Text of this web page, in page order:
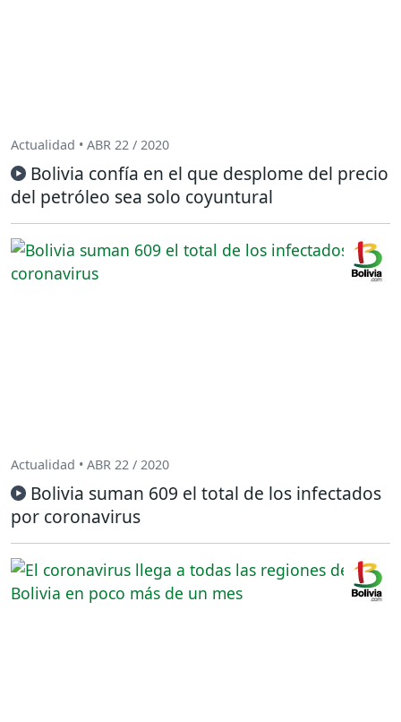
Actualidad • ABR 22 / 2020
Bolivia confía en el que desplome del precio
del petróleo sea solo coyuntural
Actualidad • ABR 22 / 2020
Bolivia suman 609 el total de los infectados
por coronavirus